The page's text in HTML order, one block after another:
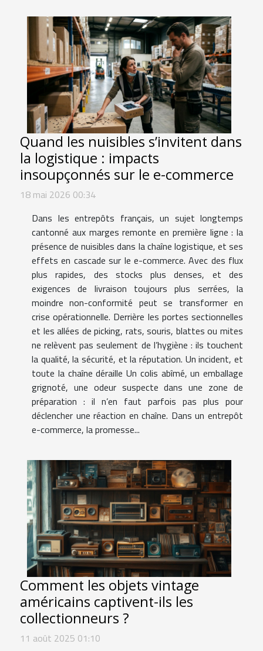
Quand les nuisibles s’invitent dans
la logistique : impacts
insoupçonnés sur le e-commerce
18 mai 2026 00:34
Dans les entrepôts français, un sujet longtemps
cantonné aux marges remonte en première ligne : la
présence de nuisibles dans la chaîne logistique, et ses
effets en cascade sur le e-commerce. Avec des flux
plus rapides, des stocks plus denses, et des
exigences de livraison toujours plus serrées, la
moindre non-conformité peut se transformer en
crise opérationnelle. Derrière les portes sectionnelles
et les allées de picking, rats, souris, blattes ou mites
ne relèvent pas seulement de l’hygiène : ils touchent
la qualité, la sécurité, et la réputation. Un incident, et
toute la chaîne déraille Un colis abîmé, un emballage
grignoté, une odeur suspecte dans une zone de
préparation : il n’en faut parfois pas plus pour
déclencher une réaction en chaîne. Dans un entrepôt
e-commerce, la promesse...
Comment les objets vintage
américains captivent-ils les
collectionneurs ?
11 août 2025 01:10